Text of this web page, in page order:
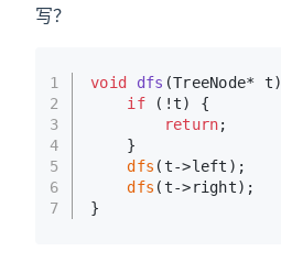
写？
1
2
3
4
5
6
7
void dfs (TreeNode* t)
if (!t) {
return;
    }
dfs (t->left);
dfs (t->right);
}